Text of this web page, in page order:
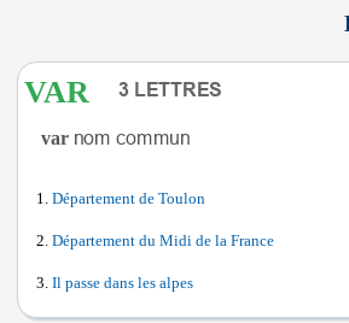
VAR
var
Département de Toulon
Département du Midi de la France
Il passe dans les alpes